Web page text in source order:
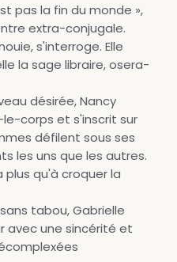
pas la fin du monde »,
extra-conjugale.
s'interroge. Elle
la sage libraire, osera-
désirée, Nancy
corps et s'inscrit sur
défilent sous ses
les uns que les autres.
plus qu'à croquer la
tabou, Gabrielle
avec une sincérité et